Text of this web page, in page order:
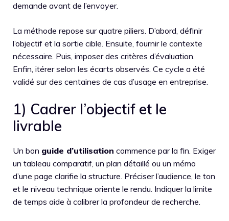
demande avant de l’envoyer.
La méthode repose sur quatre piliers. D’abord, définir
l’objectif et la sortie cible. Ensuite, fournir le contexte
nécessaire. Puis, imposer des critères d’évaluation.
Enfin, itérer selon les écarts observés. Ce cycle a été
validé sur des centaines de cas d’usage en entreprise.
1) Cadrer l’objectif et le
livrable
Un bon guide d’utilisation commence par la fin. Exiger
un tableau comparatif, un plan détaillé ou un mémo
d’une page clarifie la structure. Préciser l’audience, le ton
et le niveau technique oriente le rendu. Indiquer la limite
de temps aide à calibrer la profondeur de recherche.